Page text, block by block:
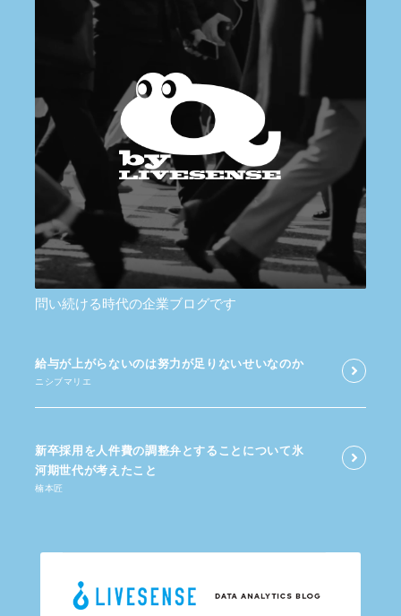
問い続ける時代の企業ブログです
給与が​上がらないのは​努力が​足りないせいなのか
ニシブマリエ
新卒採用を​人件費の​調整弁と​する​ことに​ついて​氷
河期世代が​考えた​こと
楠本匠